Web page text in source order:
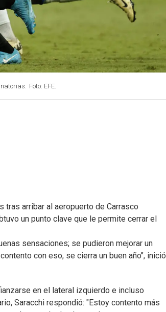
Foto: EFE.
tras arribar al aeropuerto de Carrasco
un punto clave que le permite cerrar el
sensaciones; se pudieron mejorar un
con eso, se cierra un buen año", inició
en el lateral izquierdo e incluso
Saracchi respondió: "Estoy contento más